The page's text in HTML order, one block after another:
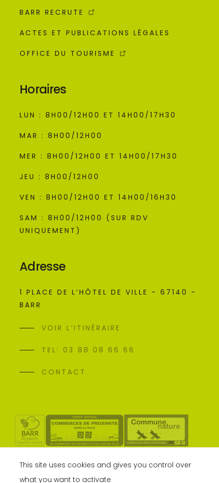
BARR RECRUTE
ACTES ET PUBLICATIONS LÉGALES
OFFICE DU TOURISME
Horaires
LUN : 8H00/12H00 ET 14H00/17H30
MAR : 8H00/12H00
MER : 8H00/12H00 ET 14H00/17H30
JEU : 8H00/12H00
VEN : 8H00/12H00 ET 14H00/16H30
SAM : 8H00/12H00 (SUR RDV
UNIQUEMENT)
Adresse
1 PLACE DE L’HÔTEL DE VILLE - 67140 -
BARR
VOIR L’ITINÉRAIRE
TEL: 03 88 08 66 66
CONTACT
This site uses cookies and gives you control over
what you want to activate